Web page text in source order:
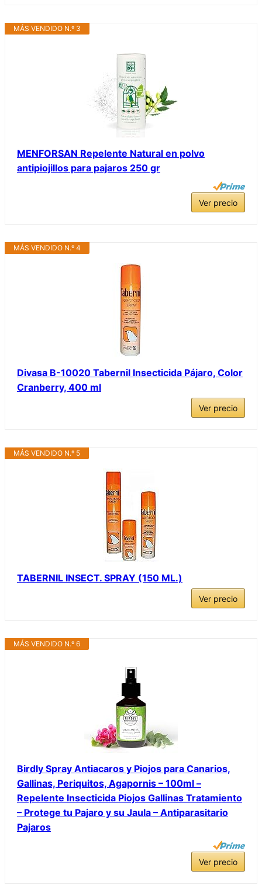
MÁS VENDIDO N.º 3
MENFORSAN Repelente Natural en polvo
antipiojillos para pajaros 250 gr
Ver precio
MÁS VENDIDO N.º 4
Divasa B-10020 Tabernil Insecticida Pájaro, Color
Cranberry, 400 ml
Ver precio
MÁS VENDIDO N.º 5
TABERNIL INSECT. SPRAY (150 ML.)
Ver precio
MÁS VENDIDO N.º 6
Birdly Spray Antiacaros y Piojos para Canarios,
Gallinas, Periquitos, Agapornis – 100ml –
Repelente Insecticida Piojos Gallinas Tratamiento
– Protege tu Pajaro y su Jaula – Antiparasitario
Pajaros
Ver precio